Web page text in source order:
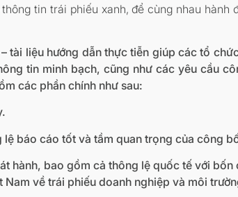
tin trái phiếu xanh, để cùng nhau hành
liệu hướng dẫn thực tiễn giúp các tổ
tin minh bạch, cũng như các yêu cầu
các phần chính như sau:
báo cáo tốt và tầm quan trọng của công
hành, bao gồm cả thông lệ quốc tế với
về trái phiếu doanh nghiệp và môi